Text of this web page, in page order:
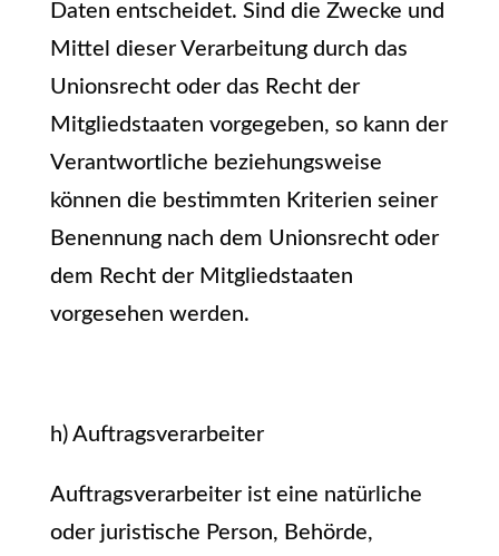
Daten entscheidet. Sind die Zwecke und
Mittel dieser Verarbeitung durch das
Unionsrecht oder das Recht der
Mitgliedstaaten vorgegeben, so kann der
Verantwortliche beziehungsweise
können die bestimmten Kriterien seiner
Benennung nach dem Unionsrecht oder
dem Recht der Mitgliedstaaten
vorgesehen werden.
h) Auftragsverarbeiter
Auftragsverarbeiter ist eine natürliche
oder juristische Person, Behörde,